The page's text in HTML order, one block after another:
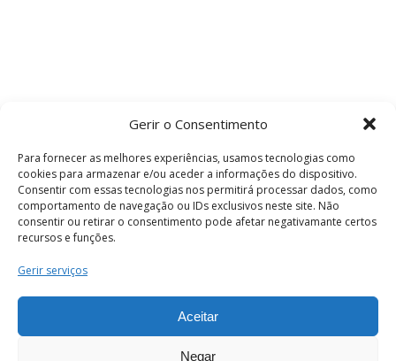
Gerir o Consentimento
Para fornecer as melhores experiências, usamos tecnologias como
cookies para armazenar e/ou aceder a informações do dispositivo.
Consentir com essas tecnologias nos permitirá processar dados, como
comportamento de navegação ou IDs exclusivos neste site. Não
consentir ou retirar o consentimento pode afetar negativamante certos
recursos e funções.
Gerir serviços
Aceitar
Negar
Termos e Condições
os direitos reservados.